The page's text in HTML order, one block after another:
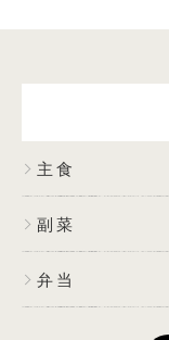
主食
副菜
弁当